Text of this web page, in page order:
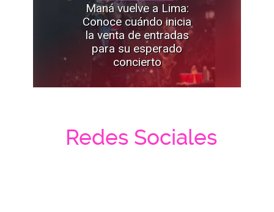
Maná vuelve a Lima:
Conoce cuándo inicia
la venta de entradas
para su esperado
concierto
Redes Sociales